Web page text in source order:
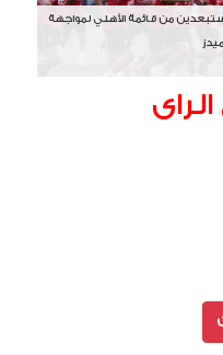
من قائمة الأهلي لمواجهة